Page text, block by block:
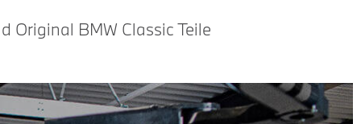
Original BMW Classic Teile